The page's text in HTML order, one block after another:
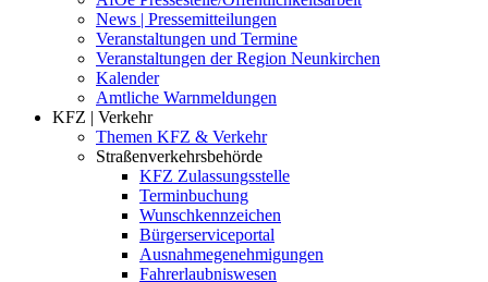
News | Pressemitteilungen
Veranstaltungen und Termine
Veranstaltungen der Region Neunkirchen
Kalender
Amtliche Warnmeldungen
KFZ | Verkehr
Themen KFZ & Verkehr
Straßenverkehrsbehörde
KFZ Zulassungsstelle
Terminbuchung
Wunschkennzeichen
Bürgerserviceportal
Ausnahmegenehmigungen
Fahrerlaubniswesen